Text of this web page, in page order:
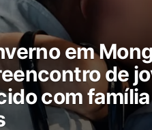
em
de
com